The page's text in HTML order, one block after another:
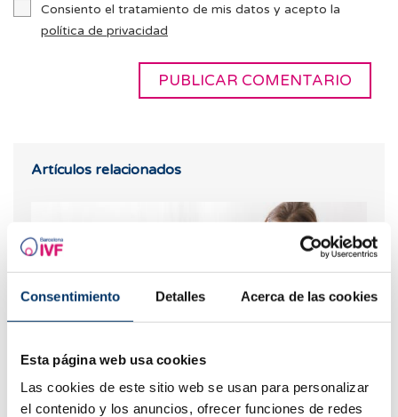
Consentimiento Detalles Acerca de las cookies
Esta página web usa cookies
Las cookies de este sitio web se usan para personalizar
el contenido y los anuncios, ofrecer funciones de redes
Consiento el tratamiento de mis datos y acepto la
política de privacidad
Artículos relacionados
Mitos sobre la lactancia